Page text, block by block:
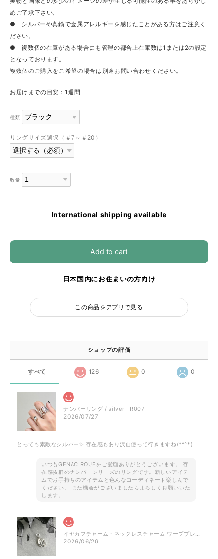
めご了承下さい。
● シルバーや真鍮で金属アレルギーを感じたことがある方はご注意く
ださい。
● 複数個の在庫がある場合にも管理の都合上在庫数は1または2の設定
となっております。
複数個のご購入をご希望の場合は別途お問い合わせください。
お届けまでの目安：1週間
種類
リングサイズ選択（＃7～＃20）
数量
International shipping available
Add to cart
日本国内にお住まいの方向け
この商品をアプリで見る
ショップの評価
すべて 126 0 0
ナンバーリング / silver R007
2026/07/27
とっても素敵なシルバー✨ 存在感もあり沢山使って行きますね(*^^*)
いつもGENAC ROUEをご愛顧ありがとうございます。 存
在感抜群のナンバーシリーズのリングです。新しいアイテ
ムでお手持ちのアイテムと色んなコーディネート楽しんで
ください。 また機会がございましたらよろしくお願いいた
します。
イヤカフチャーム・ネックレスチャーム ワーププレート / silver NP023 P050
2026/06/29